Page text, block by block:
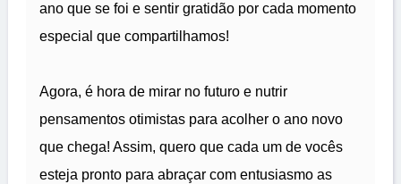
ano que se foi e sentir gratidão por cada momento
especial que compartilhamos!
Agora, é hora de mirar no futuro e nutrir
pensamentos otimistas para acolher o ano novo
que chega! Assim, quero que cada um de vocês
esteja pronto para abraçar com entusiasmo as